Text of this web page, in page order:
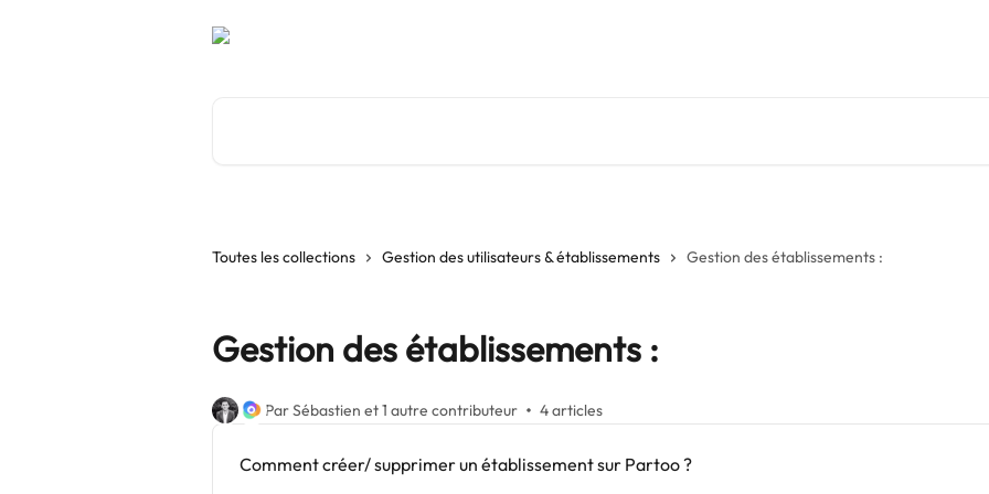
Toutes les collections Gestion des utilisateurs & établissements Gestion des établissements :
Gestion des établissements :
Par Sébastien et 1 autre contributeur 4 articles
Comment créer/ supprimer un établissement sur Partoo ?